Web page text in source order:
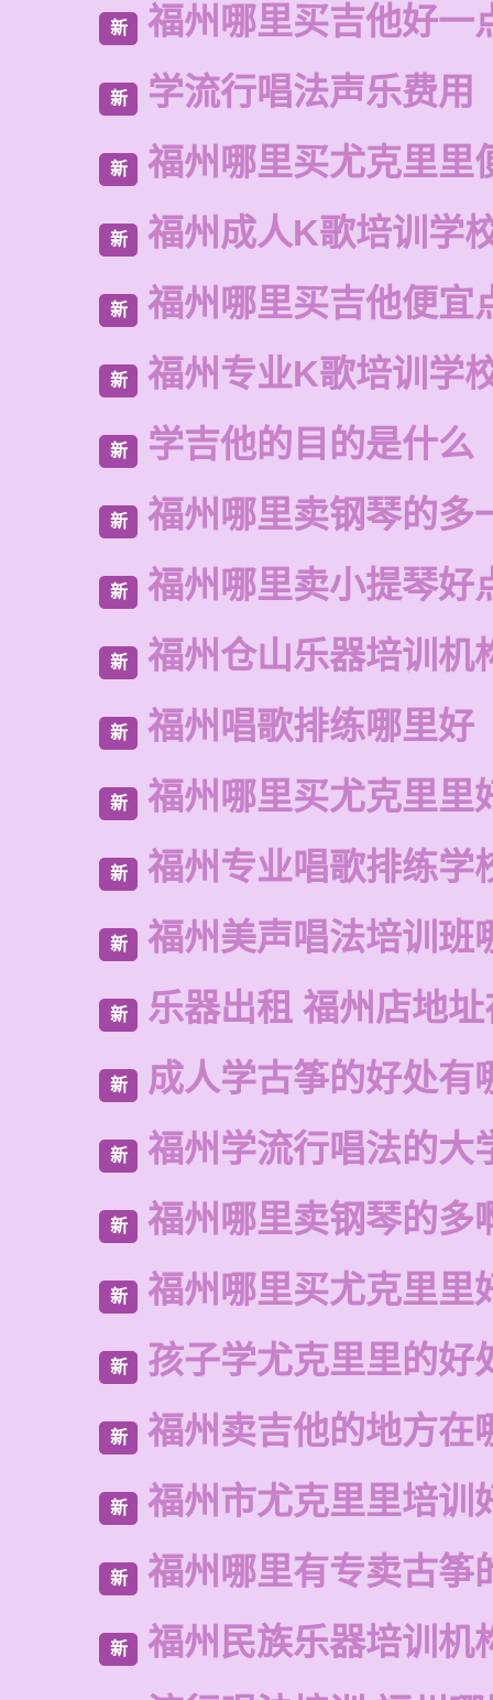
新 福州哪里买吉他好一
新 学流行唱法声乐费用
新 福州哪里买尤克里里
新 福州成人K歌培训学
新 福州哪里买吉他便宜
新 福州专业K歌培训学
新 学吉他的目的是什么
新 福州哪里卖钢琴的多
新 福州哪里卖小提琴好
新 福州仓山乐器培训机
新 福州唱歌排练哪里好
新 福州哪里买尤克里里
新 福州专业唱歌排练学
新 福州美声唱法培训班
新 乐器出租 福州店地
新 成人学古筝的好处有
新 福州学流行唱法的大
新 福州哪里卖钢琴的多
新 福州哪里买尤克里里
新 孩子学尤克里里的好
新 福州卖吉他的地方在
新 福州市尤克里里培训
新 福州哪里有专卖古筝
新
福州民族乐器培训机